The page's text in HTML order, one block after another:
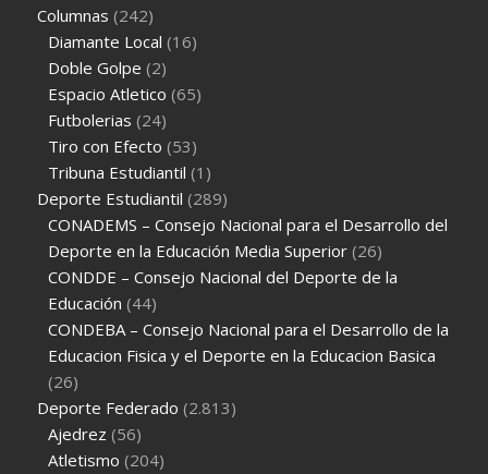
Columnas (242)
Diamante Local (16)
Doble Golpe (2)
Espacio Atletico (65)
Futbolerias (24)
Tiro con Efecto (53)
Tribuna Estudiantil (1)
Deporte Estudiantil (289)
CONADEMS – Consejo Nacional para el Desarrollo del
Deporte en la Educación Media Superior (26)
CONDDE – Consejo Nacional del Deporte de la
Educación (44)
CONDEBA – Consejo Nacional para el Desarrollo de la
Educacion Fisica y el Deporte en la Educacion Basica
(26)
Deporte Federado (2.813)
Ajedrez (56)
Atletismo (204)